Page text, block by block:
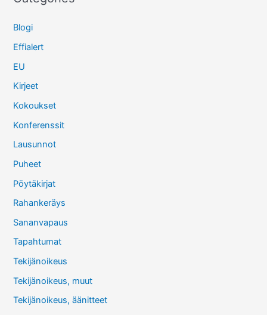
Blogi
Effialert
EU
Kirjeet
Kokoukset
Konferenssit
Lausunnot
Puheet
Pöytäkirjat
Rahankeräys
Sananvapaus
Tapahtumat
Tekijänoikeus
Tekijänoikeus, muut
Tekijänoikeus, äänitteet